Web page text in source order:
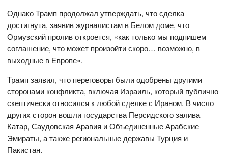
Однако Трамп продолжал утверждать, что сделка
достигнута, заявив журналистам в Белом доме, что
Ормузский пролив откроется, «как только мы подпишем
соглашение, что может произойти скоро… возможно, в
выходные в Европе».
Трамп заявил, что переговоры были одобрены другими
сторонами конфликта, включая Израиль, который публично
скептически относился к любой сделке с Ираном. В число
других сторон вошли государства Персидского залива
Катар, Саудовская Аравия и Объединенные Арабские
Эмираты, а также региональные державы Турция и
Пакистан.